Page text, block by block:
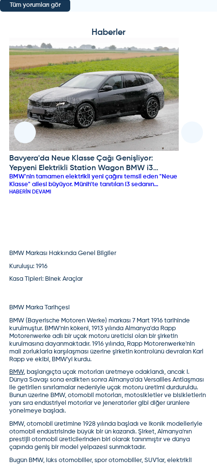
Tüm yorumları gör
Haberler
BMW
Bavyera'da Neue Klasse Çağı Genişliyor:
Yepyeni Elektrikli Station Wagon BMW i3
Touring İlk Kez Casus Kameralarda!
BMW'nin tamamen elektrikli yeni çağını temsil eden "Neue
Klasse" ailesi büyüyor. Münih'te tanıtılan i3 sedanın
ardından, Temmuz 2026'da ilk kez kamuflajlı prototipiyle
i3 sedanın ardından, Temmuz 2026'da ilk kez kamuflajlı
prototipiyle casus kameralara yakalanan yeni BMW i3
Touring, elektrikli station wagon segmentinde taşları
yerinden oynatmaya geliyor. 800V mimarisi, 108.7 kWh'lik
HABERIN DEVAMI
BMW Markası Hakkında Genel Bilgiler
Kuruluşu:1916
Kasa Tipleri: Binek Araçlar
BMW Marka Tarihçesi
BMW (Bayerische Motoren Werke) markası 7 Mart 1916 tarihinde
kurulmuştur. BMW'nin kökeni, 1913 yılında Almanya'da Rapp
Motorenwerke adlı bir uçak motoru üreticisi olan bir şirketin
kurulmasına dayanmaktadır. 1916 yılında, Rapp Motorenwerke'nin
mali zorluklarla karşılaşması üzerine şirketin kontrolünü devralan Karl
Rapp ve ekibi, BMW'yi kurdu.
BMW, başlangıçta uçak motorları üretmeye odaklandı, ancak I.
Dünya Savaşı sona erdikten sonra Almanya'da Versailles Antlaşması
ile getirilen sınırlamalar nedeniyle uçak motoru üretimi durduruldu.
Bunun üzerine BMW, otomobil motorları, motosikletler ve bisikletlerin
yanı sıra endüstriyel motorlar ve jeneratörler gibi diğer ürünlere
yönelmeye başladı.
BMW, otomobil üretimine 1928 yılında başladı ve ikonik modelleriyle
otomobil endüstrisinde büyük bir ün kazandı. Şirket, Almanya'nın
prestijli otomobil üreticilerinden biri olarak tanınmıştır ve dünya
çapında geniş bir model yelpazesi sunmaktadır.
Bugün BMW, lüks otomobiller, spor otomobiller, SUV'lar, elektrikli